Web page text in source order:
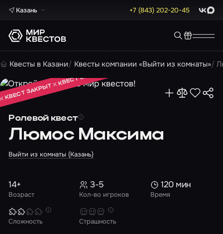
Казань +7 (843) 202-20-45 Max
Квесты в Казани Квесты компании «Выйти из комнаты»
Ролевой квест
Люмос Максима
Выйти из комнаты (Казань)
КВЕСТ ЗАКРЫТ
КВЕСТ ЗАКРЫТ
КВЕСТ ЗАКРЫТ
Возраст
14+
Кол-во игроков
3-5
Время
120 мин
Сложность Страшность